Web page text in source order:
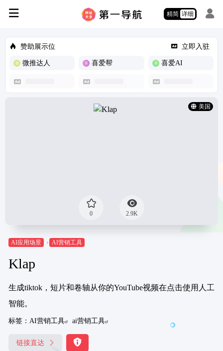
精简 详细
赞助展示位 立即入驻
微推达人 喜爱帮 喜爱AI
美国
0 2.9K
AI应用场景 AI营销工具
Klap
生成tiktok，短片和卷轴从你的YouTube视频在点击使用人工
智能。
标签： AI营销工具 ai营销工具
链接直达